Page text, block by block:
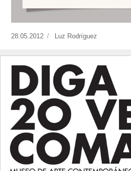
Publicado
28.05.2012 https://
Luz Rodríguez